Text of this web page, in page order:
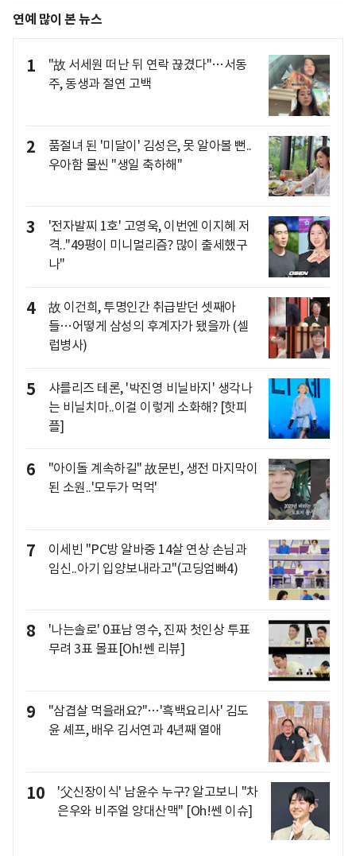
연예 많이 본 뉴스
1
"故 서세원 떠난 뒤 연락 끊겼다"…서동
주, 동생과 절연 고백
2
품절녀 된 '미달이' 김성은, 못 알아볼 뻔..
우아함 물씬 "생일 축하해"
3
'전자발찌 1호' 고영욱, 이번엔 이지혜 저
격.."49평이 미니멀리즘? 많이 출세했구
나"
4
故 이건희, 투명인간 취급받던 셋째아
들…어떻게 삼성의 후계자가 됐을까 (셀
럽병사)
5
샤를리즈 테론, '박진영 비닐바지' 생각나
는 비닐치마..이걸 이렇게 소화해? [핫피
플]
6
"아이돌 계속하길" 故문빈, 생전 마지막이
된 소원..'모두가 먹먹'
7
이세빈 "PC방 알바중 14살 연상 손님과
임신..아기 입양보내라고"(고딩엄빠4)
8
'나는솔로' 0표남 영수, 진짜 첫인상 투표
무려 3표 몰표[Oh!쎈 리뷰]
9
"삼겹살 먹을래요?"…'흑백요리사' 김도
윤 셰프, 배우 김서연과 4년째 열애
10
'父신장이식' 남윤수 누구? 알고보니 "차
은우와 비주얼 양대산맥" [Oh!쎈 이슈]